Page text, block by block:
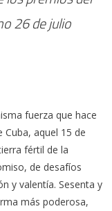
26 de julio
fuerza que hace
aquel 15 de
fértil de la
de desafíos
y valentía. Sesenta y
más poderosa,